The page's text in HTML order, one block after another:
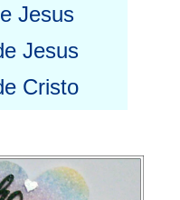
Jesus
Jesus
Cristo